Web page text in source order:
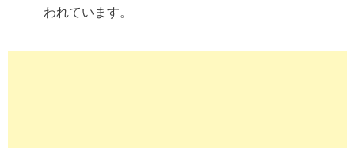
われています。